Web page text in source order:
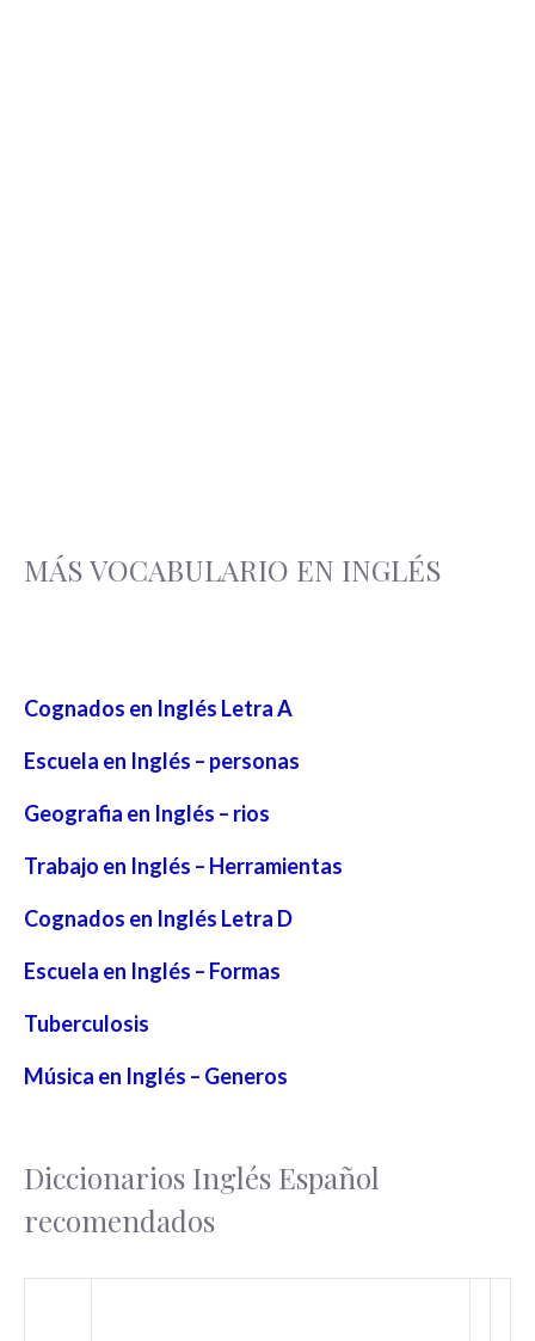
MÁS VOCABULARIO EN INGLÉS
Cognados en Inglés Letra A
Escuela en Inglés – personas
Geografia en Inglés – rios
Trabajo en Inglés – Herramientas
Cognados en Inglés Letra D
Escuela en Inglés – Formas
Tuberculosis
Música en Inglés – Generos
Diccionarios Inglés Español
recomendados